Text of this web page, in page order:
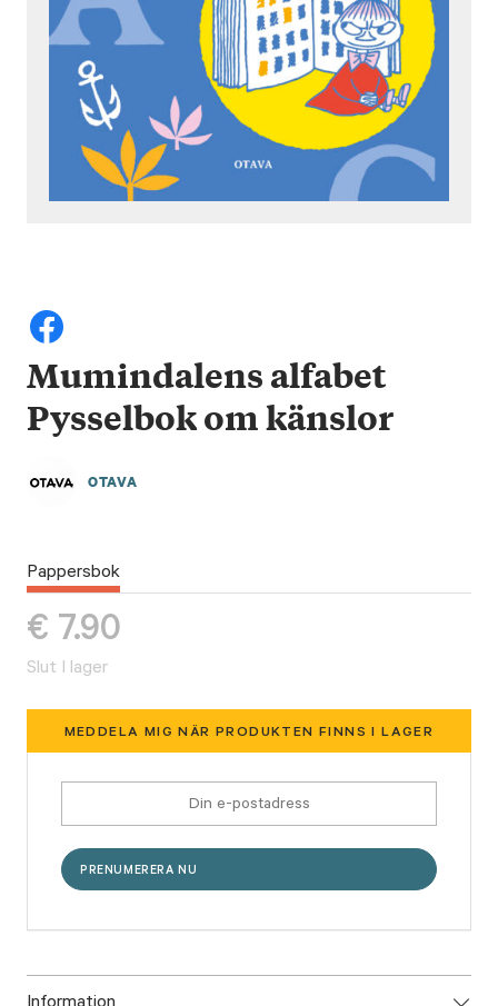
Mumindalens alfabet
Pysselbok om känslor
OTAVA
Pappersbok
€ 7.90
Slut I lager
MEDDELA MIG NÄR PRODUKTEN FINNS I LAGER